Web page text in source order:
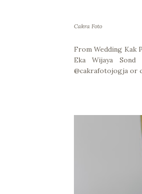
Cakra Foto
From Wedding Kak
Eka Wijaya
@cakrafotojogja or